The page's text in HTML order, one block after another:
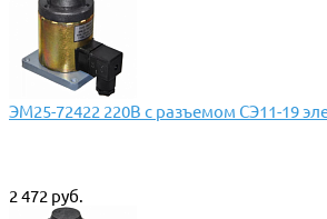
ЭМ25-72422 220В с разъемом СЭ11-19
2 472 руб.